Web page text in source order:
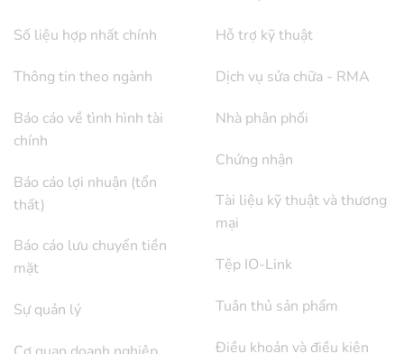
Số liệu hợp nhất chính
Thông tin theo ngành
Báo cáo về tình hình tài
chính
Báo cáo lợi nhuận (tổn
thất)
Báo cáo lưu chuyển tiền
mặt
Sự quản lý
Hỗ trợ kỹ thuật
Dịch vụ sửa chữa - RMA
Nhà phân phối
Chứng nhận
Tài liệu kỹ thuật và thương
mại
Tệp IO-Link
Tuân thủ sản phẩm
Điều khoản và điều kiện